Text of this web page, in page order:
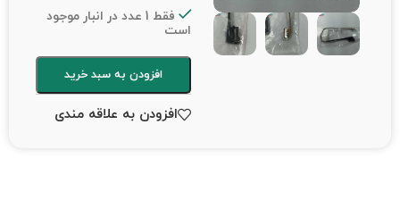
فقط 1 عدد در انبار موجود
است
افزودن به سبد خرید
افزودن به علاقه مندی